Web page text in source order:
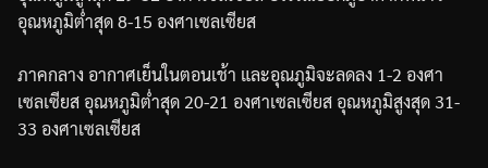
อุณหภูมิต่ำสุด8-15 องศาเซลเซียส
ภาคกลาง อากาศเย็นในตอนเช้า และอุณภูมิจะลดลง 1-2 องศา
เซลเซียสอุณหภูมิต่ำสุด 20-21 องศาเซลเซียสอุณหภูมิสูงสุด 31-
33 องศาเซลเซียส